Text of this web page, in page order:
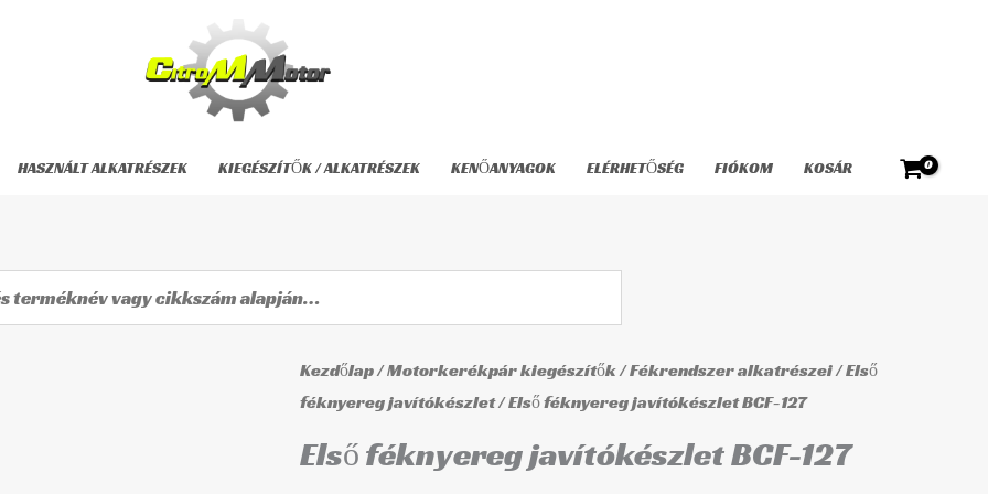
HASZNÁLT ALKATRÉSZEK KIEGÉSZÍTŐK / ALKATRÉSZEK KENŐANYAGOK ELÉRHETŐSÉG FIÓKOM KOSÁR
Kezdőlap/Motorkerékpár kiegészítők/Fékrendszer alkatrészei/Első
féknyereg javítókészlet/ Első féknyereg javítókészlet BCF-127
Első féknyereg javítókészlet BCF-127
Első
féknyereg
javítókészlet
BCF-